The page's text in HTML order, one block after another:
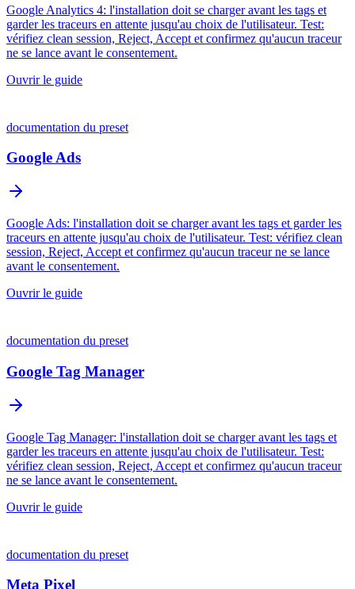
Google Analytics 4: l'installation doit se charger avant les tags et
garder les traceurs en attente jusqu'au choix de l'utilisateur. Test:
vérifiez clean session, Reject, Accept et confirmez qu'aucun traceur
ne se lance avant le consentement.
Ouvrir le guide
documentation du preset
Google Ads
Google Ads: l'installation doit se charger avant les tags et garder les
traceurs en attente jusqu'au choix de l'utilisateur. Test: vérifiez clean
session, Reject, Accept et confirmez qu'aucun traceur ne se lance
avant le consentement.
Ouvrir le guide
documentation du preset
Google Tag Manager
Google Tag Manager: l'installation doit se charger avant les tags et
garder les traceurs en attente jusqu'au choix de l'utilisateur. Test:
vérifiez clean session, Reject, Accept et confirmez qu'aucun traceur
ne se lance avant le consentement.
Ouvrir le guide
documentation du preset
Meta Pixel